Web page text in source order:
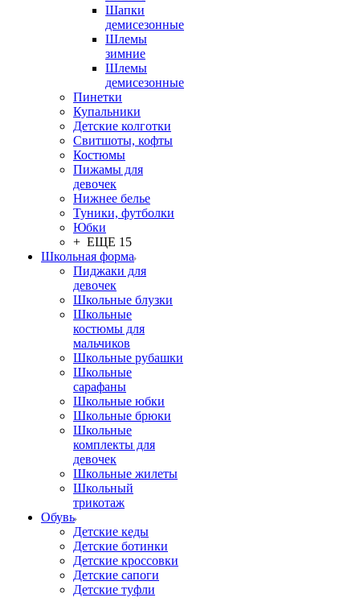
Шапки
демисезонные
Шлемы
зимние
Шлемы
демисезонные
Пинетки
Купальники
Детские колготки
Свитшоты, кофты
Костюмы
Пижамы для
девочек
Нижнее белье
Туники, футболки
Юбки
+ ЕЩЕ 15
Школьная форма
Пиджаки для
девочек
Школьные блузки
Школьные
костюмы для
мальчиков
Школьные рубашки
Школьные
сарафаны
Школьные юбки
Школьные брюки
Школьные
комплекты для
девочек
Школьные жилеты
Школьный
трикотаж
Обувь
Детские кеды
Детские ботинки
Детские кроссовки
Детские сапоги
Детские туфли